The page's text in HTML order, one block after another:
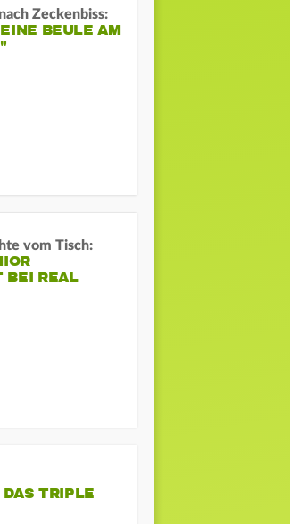
Zeckenbiss:
BEULE AM
vom Tisch:
BEI REAL
TRIPLE